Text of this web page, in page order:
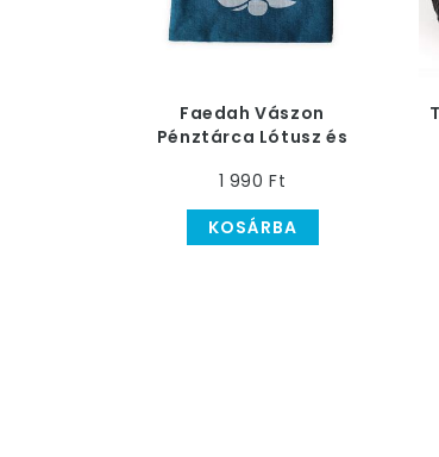
Faedah Vászon
Pénztárca Lótusz és
Türkiz
1 990 Ft
KOSÁRBA